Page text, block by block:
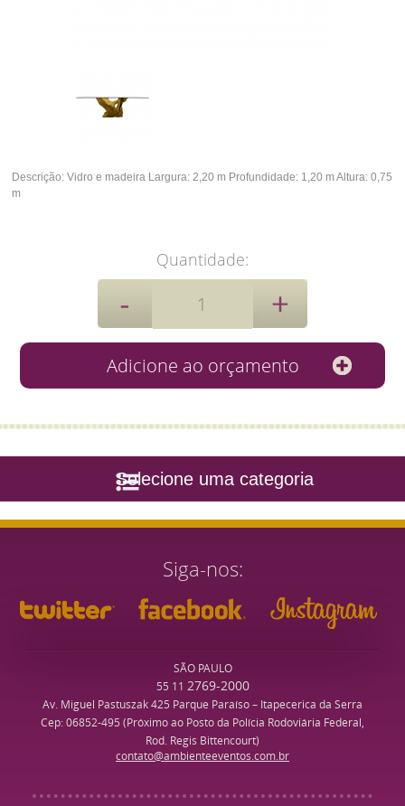
Descrição:Vidro e madeira Largura: 2,20 m Profundidade: 1,20 mAltura: 0,75
m
Quantidade:
Selecione uma categoria
Siga-nos
SÃO PAULO
55 11 2769-2000
Av. Miguel Pastuszak 425 Parque Paraíso – Itapecerica da Serra
Cep: 06852-495 (Próximo ao Posto da Polícia Rodoviária Federal,
Rod. Regis Bittencourt)
contato@ambienteeventos.com.br